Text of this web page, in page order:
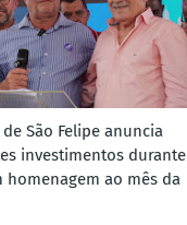
São Felipe anuncia
investimentos durante
homenagem ao mês da